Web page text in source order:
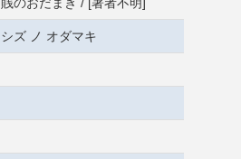
賎のおだまき / [著者不明]
シズ ノ オダマキ